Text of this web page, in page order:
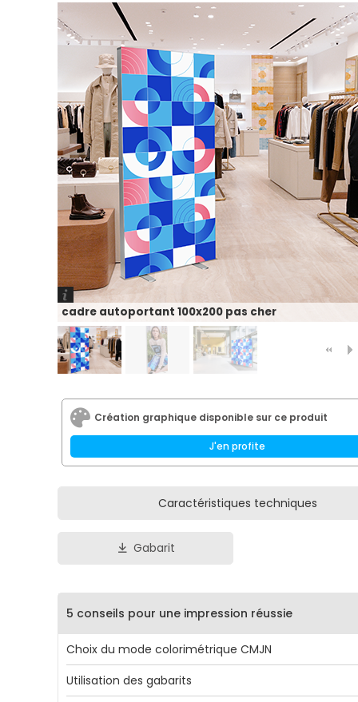
cadre autoportant 100x200 pas cher
Création graphique disponible sur ce produit
J'en profite
Caractéristiques techniques
Gabarit
5 conseils pour une impression réussie
Choix du mode colorimétrique CMJN
Afin d'éviter toute variation de couleur, il est
d'utiliser le mode CMJN, avec de préférence, le profil
Utilisation des gabarits